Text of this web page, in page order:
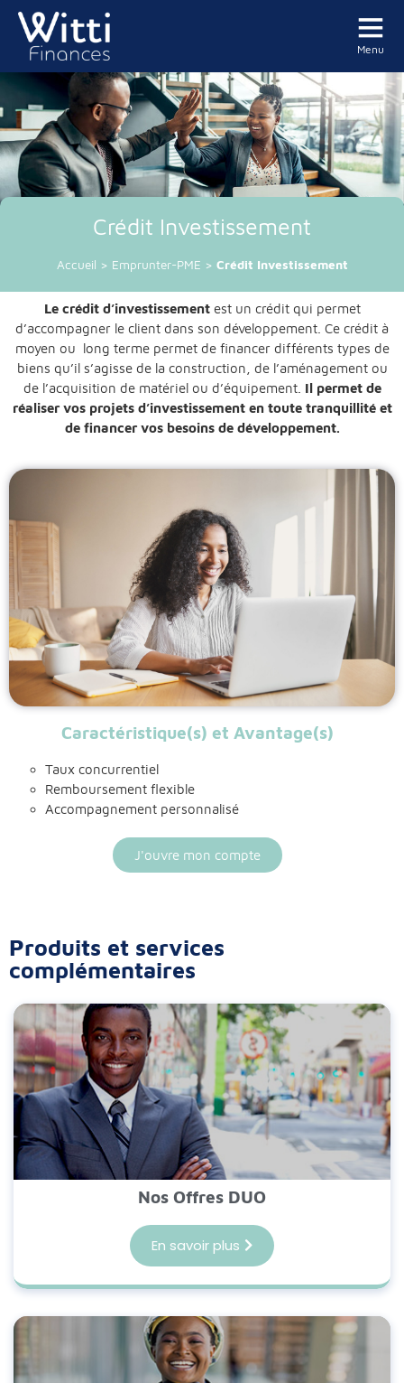
Menu
Crédit Investissement
Accueil > Emprunter-PME > Crédit Investissement
Le crédit d’investissementest un crédit qui permet
d’accompagner le client dans son développement. Ce crédit à
moyen ou long terme permet de financer différents types de
biens qu’il s’agisse de la construction, de l’aménagement ou
de l’acquisition de matériel ou d’équipement. Il permet de
réaliser vos projets d’investissement en toute tranquillité et
de financer vos besoins de développement.
Caractéristique(s) et Avantage(s)
Taux concurrentiel
Remboursement flexible
Accompagnement personnalisé
J'ouvre mon compte
Produits et services
complémentaires
Nos Offres DUO
En savoir plus